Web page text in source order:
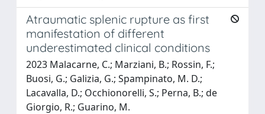
Atraumatic splenic rupture as first
manifestation of different
underestimated clinical conditions
2023 Malacarne, C.; Marziani, B.; Rossin, F.;
Buosi, G.; Galizia, G.; Spampinato, M. D.;
Lacavalla, D.; Occhionorelli, S.; Perna, B.; de
Giorgio, R.; Guarino, M.